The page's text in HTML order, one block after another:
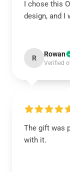
I chose this
design, and I
R Rowan
Verified
The gift was
with it.